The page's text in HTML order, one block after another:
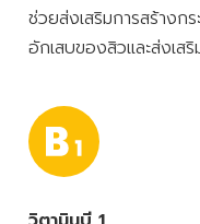
ช่วยส่งเสริมการสร้างก
อักเสบของสิวและส่งเส